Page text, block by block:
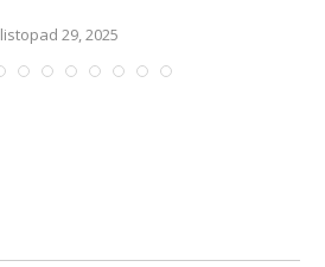
listopad 29, 2025